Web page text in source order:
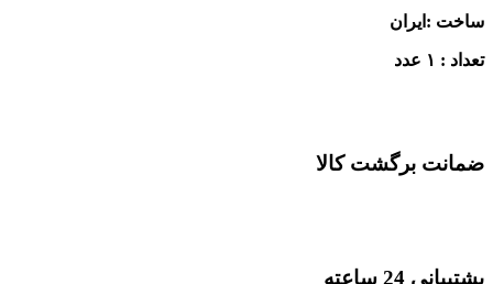
ساخت :ایران
تعداد : ۱ عدد
ضمانت برگشت کالا
پشتیبانی 24 ساعته